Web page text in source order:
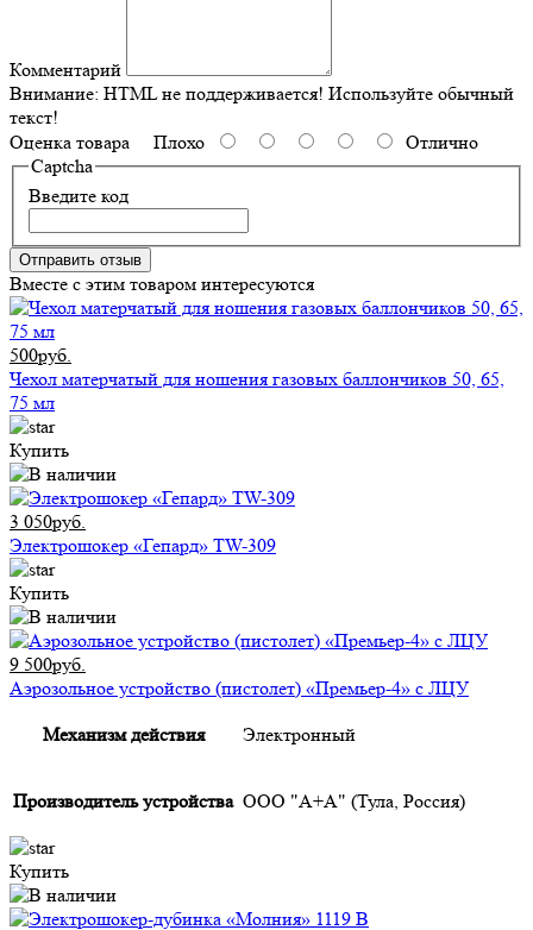
Комментарий
Внимание: HTML не поддерживается! Используйте обычный
текст!
Оценка товара Плохо
Отлично
Captcha
Введите код
Отправить отзыв
Вместе с этим товаром интересуются
500руб.
Чехол матерчатый для ношения газовых баллончиков 50, 65,
75 мл
Купить
3 050руб.
Электрошокер «Гепард» TW-309
Купить
9 500руб.
Аэрозольное устройство (пистолет) «Премьер-4» с ЛЦУ
Механизм действия Электронный
Производитель устройства ООО "А+А" (Тула, Россия)
Купить